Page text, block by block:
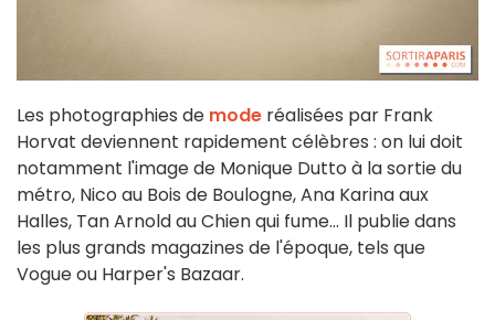
Les photographies de mode réalisées par Frank
Horvat deviennent rapidement célèbres : on lui doit
notamment l'image de Monique Dutto à la sortie du
métro, Nico au Bois de Boulogne, Ana Karina aux
Halles, Tan Arnold au Chien qui fume... Il publie dans
les plus grands magazines de l'époque, tels que
Vogue ou Harper's Bazaar.